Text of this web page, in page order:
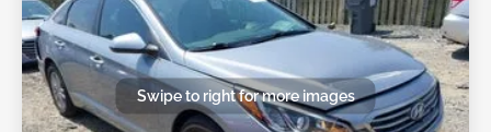
Swipe to right for more images